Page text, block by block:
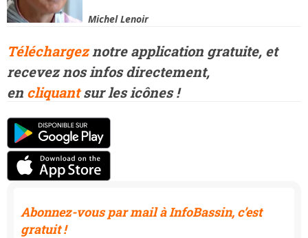
Michel Lenoir
Téléchargeznotre application gratuite, et
receveznos infos directement,
en cliquant sur les icônes !
Abonnez-vous par mail à InfoBassin, c’est
gratuit !